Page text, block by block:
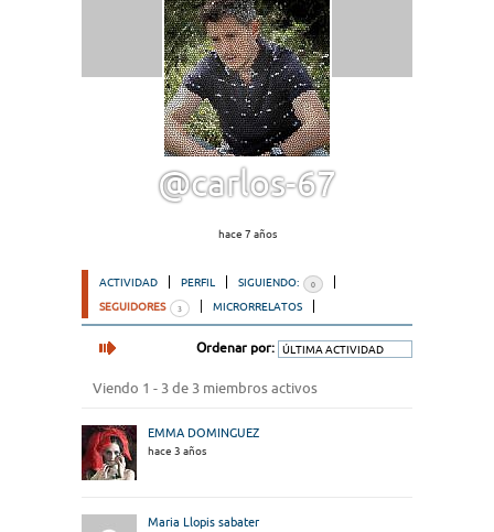
@carlos-67
hace 7 años
ACTIVIDAD PERFIL SIGUIENDO: 0
SEGUIDORES 3 MICRORRELATOS
Ordenar por:
Viendo 1 - 3 de 3 miembros activos
EMMA DOMINGUEZ
hace 3 años
Maria Llopis sabater